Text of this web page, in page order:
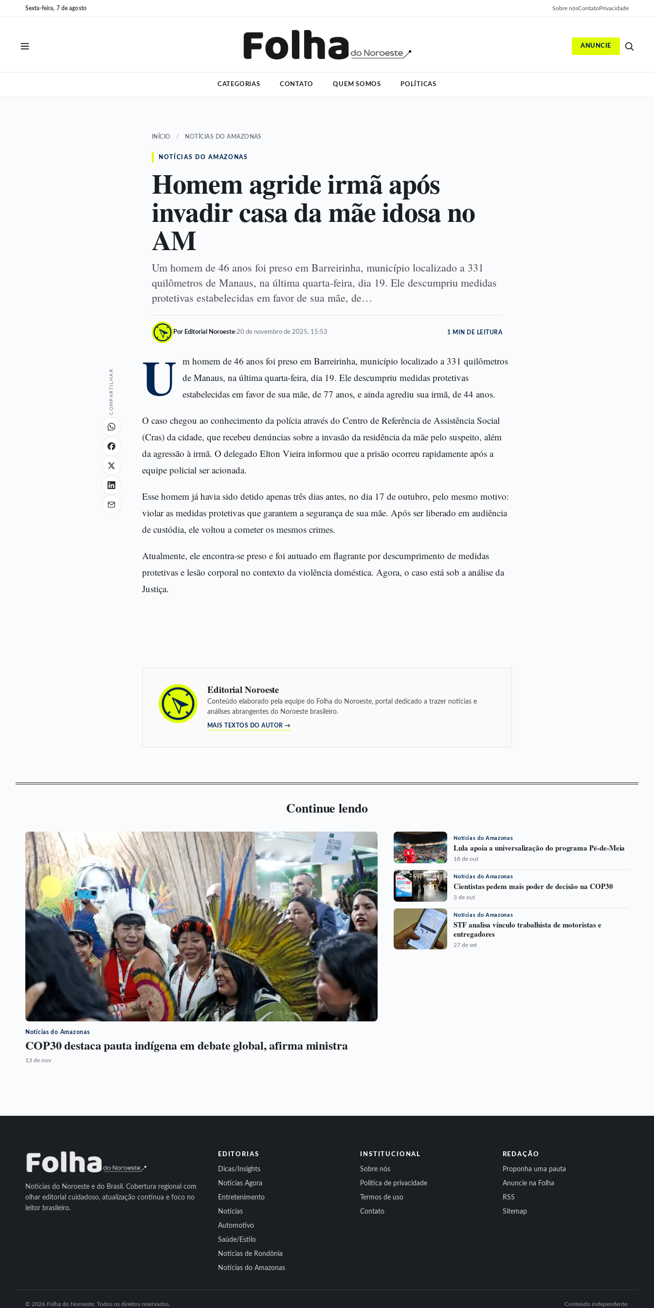
para
para
Sexta-feira, 7 de agosto Sobre nósContatoPrivacidade
ANUNCIE
CATEGORIAS CONTATO QUEM SOMOS POLÍTICAS
INÍCIO / NOTÍCIAS DO AMAZONAS
NOTÍCIAS DO AMAZONAS
Homem agride irmã após
invadir casa da mãe idosa no
AM
Um homem de 46 anos foi preso em Barreirinha, município localizado a 331
quilômetros de Manaus, na última quarta-feira, dia 19. Ele descumpriu medidas
protetivas estabelecidas em favor de sua mãe, de…
Por Editorial Noroeste·20 de novembro de 2025, 15:53 1 MIN DE LEITURA
COMPARTILHAR U m homem de 46 anos foi preso em Barreirinha, município localizado a 331 quilômetros
de Manaus, na última quarta-feira, dia 19. Ele descumpriu medidas protetivas
estabelecidas em favor de sua mãe, de 77 anos, e ainda agrediu sua irmã, de 44 anos.
O caso chegou ao conhecimento da polícia através do Centro de Referência de Assistência Social
(Cras) da cidade, que recebeu denúncias sobre a invasão da residência da mãe pelo suspeito, além
da agressão à irmã. O delegado Elton Vieira informou que a prisão ocorreu rapidamente após a
equipe policial ser acionada.
Esse homem já havia sido detido apenas três dias antes, no dia 17 de outubro, pelo mesmo motivo:
violar as medidas protetivas que garantem a segurança de sua mãe. Após ser liberado em audiência
de custódia, ele voltou a cometer os mesmos crimes.
Atualmente, ele encontra-se preso e foi autuado em flagrante por descumprimento de medidas
protetivas e lesão corporal no contexto da violência doméstica. Agora, o caso está sob a análise da
Justiça.
Editorial Noroeste
Conteúdo elaborado pela equipe do Folha do Noroeste, portal dedicado a trazer notícias e
análises abrangentes do Noroeste brasileiro.
MAIS TEXTOS DO AUTOR →
Continue lendo
Notícias do Amazonas
COP30 destaca pauta indígena em debate global, afirma ministra
13 de nov
Notícias do Amazonas
Lula apoia a universalização do programa Pé-de-Meia
18 de out
Notícias do Amazonas
Cientistas pedem mais poder de decisão na COP30
3 de out
Notícias do Amazonas
STF analisa vínculo trabalhista de motoristas e
entregadores
27 de set
Notícias do Noroeste e do Brasil. Cobertura regional com
olhar editorial cuidadoso, atualização contínua e foco no
leitor brasileiro.
EDITORIAS
Dicas/Insights
Notícias Agora
Entretenimento
Notícias
Automotivo
Saúde/Estilo
Notícias de Rondônia
Notícias do Amazonas
INSTITUCIONAL
Sobre nós
Política de privacidade
Termos de uso
Contato
REDAÇÃO
Proponha uma pauta
Anuncie na Folha
RSS
Sitemap
© 2026 Folha do Noroeste. Todos os direitos reservados. Conteúdo independente.